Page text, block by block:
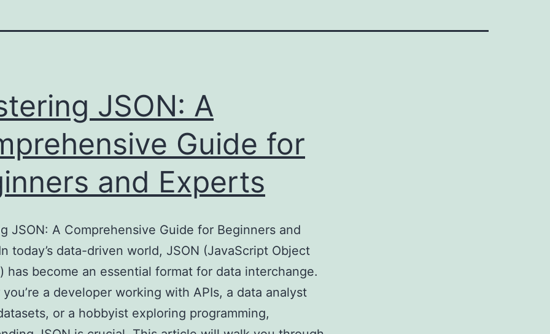
JSON: A
Guide for
and Experts
JSON: A Comprehensive Guide for Beginners and
today’s data-driven world, JSON (JavaScript Object
has become an essential format for data interchange.
a developer working with APIs, a data analyst
or a hobbyist exploring programming,